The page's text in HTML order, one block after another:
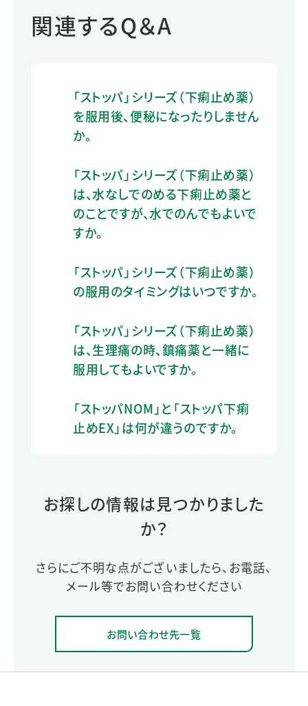
関連するQ＆A
「ストッパ」シリーズ（下痢止め薬）
を服用後、便秘になったりしません
か。
「ストッパ」シリーズ（下痢止め薬）
は、水なしでのめる下痢止め薬と
のことですが、水でのんでもよいで
すか。
「ストッパ」シリーズ（下痢止め薬）
の服用のタイミングはいつですか。
「ストッパ」シリーズ（下痢止め薬）
は、生理痛の時、鎮痛薬と一緒に
服用してもよいですか。
「ストッパNOM」と「ストッパ下痢
止めEX」は何が違うのですか。
お探しの情報は見つかりました
か？
さらにご不明な点がございましたら、お電話、
メール等でお問い合わせください
お問い合わせ先一覧